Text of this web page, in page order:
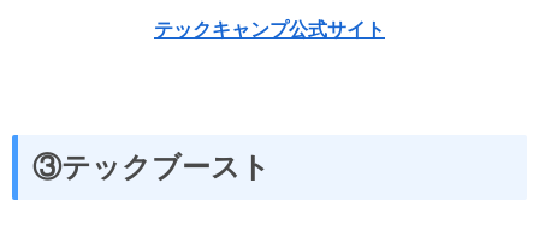
テックキャンプ公式サイト
③テックブースト